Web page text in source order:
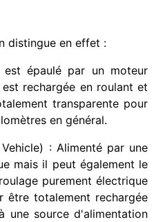
distingue en effet :
est épaulé par un moteur
rechargée en roulant et
transparente pour
en général.
: Alimenté par une
mais il peut également le
purement électrique
totalement rechargée
une source d'alimentation